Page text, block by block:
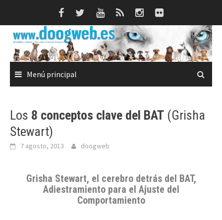
Menú principal
Los 8 conceptos clave del BAT (Grisha
Stewart)
7 agosto, 2013 doogweb
Grisha Stewart, el cerebro detrás del BAT,
Adiestramiento para el Ajuste del
Comportamiento